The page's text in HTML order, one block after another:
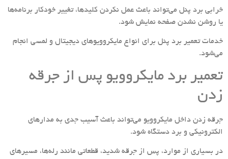
خرابی برد پنل می‌تواند باعث عمل نکردن کلیدها، تغییر خودکار برنامه‌ها
یا روشن نشدن صفحه نمایش شود.
خدمات تعمیر برد پنل برای انواع مایکروویوهای دیجیتال و لمسی انجام
می‌شود.
تعمیر برد مایکروویو پس از جرقه
زدن
جرقه زدن داخل مایکروویو می‌تواند باعث آسیب جدی به مدارهای
الکترونیکی و برد دستگاه شود.
در بسیاری از موارد، پس از جرقه شدید، قطعاتی مانند رله‌ها، مسیرهای